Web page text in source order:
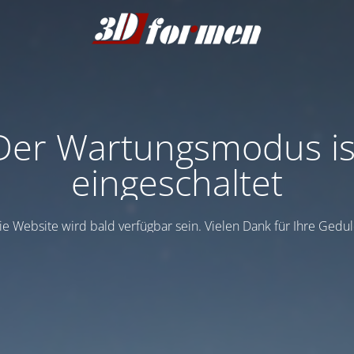
Wartungsmodus
eingeschaltet
Website wird bald verfügbar sein. Vielen Dank für Ihre